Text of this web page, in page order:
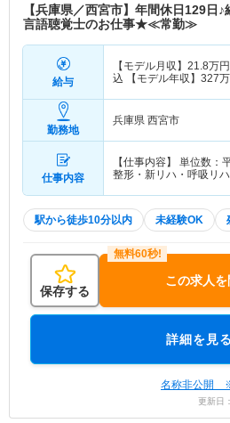
【兵庫県／西宮市】年間休日129日
言語聴覚士のお仕事★≪常勤≫
給与
【モデル月収】 21.8万
込 【モデル年収】 327
勤務地
兵庫県 西宮市
仕事内容
【仕事内容】 単位数：
整形・新リハ・呼吸リ
駅から徒歩10分以内 未経験OK
保存する
この求人
詳細を見る
名称非公開
更新日